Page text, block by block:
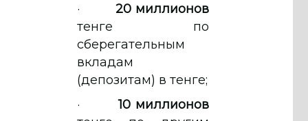
· 20 миллионов
тенге по
сберегательным
вкладам
(депозитам) в тенге;
·10 миллионов